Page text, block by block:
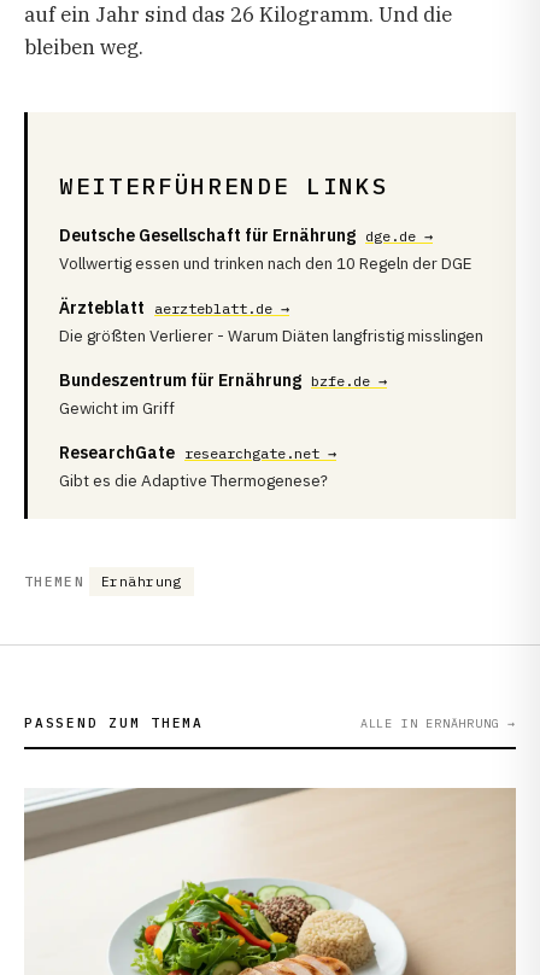
auf ein Jahr sind das 26 Kilogramm. Und die
bleiben weg.
WEITERFÜHRENDE LINKS
Deutsche Gesellschaft für Ernährung dge.de →
Vollwertig essen und trinken nach den 10 Regeln der DGE
Ärzteblatt aerzteblatt.de →
Die größten Verlierer - Warum Diäten langfristig misslingen
Bundeszentrum für Ernährung bzfe.de →
Gewicht im Griff
ResearchGate researchgate.net →
Gibt es die Adaptive Thermogenese?
THEMEN Ernährung
PASSEND ZUM THEMA ALLE IN ERNÄHRUNG→